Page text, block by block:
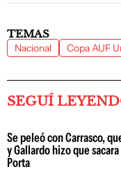
TEMAS
Nacional Copa AUF
SEGUÍ
Se peleó con Carrasco,
y Gallardo hizo que
Porta